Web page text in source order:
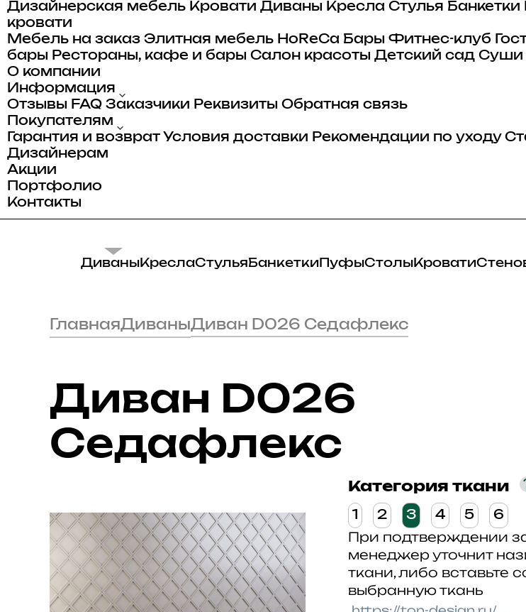
Дизайнерская мебель Кровати Диваны Кресла Стулья Банкетки
кровати
Мебель на заказ Элитная мебель HoReCa Бары Фитнес-клуб
бары Рестораны, кафе и бары Салон красоты Детский сад Суши
О компании
Информация
Отзывы FAQ Заказчики Реквизиты Обратная связь
Покупателям
Гарантия и возврат Условия доставки Рекомендации по уходу
Дизайнерам
Акции
Портфолио
Контакты
ДиваныКреслаСтульяБанкеткиПуфыСтолыКровати
ГлавнаяДиваныДиван D026 Седафлекс
Диван D026
Седафлекс
Категория ткани
1 2 3 4 5 6
При подтверждении
менеджер уточнит
ткани, либо вставьте
выбранную ткань